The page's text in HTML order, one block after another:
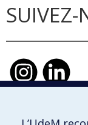
SUIVEZ-